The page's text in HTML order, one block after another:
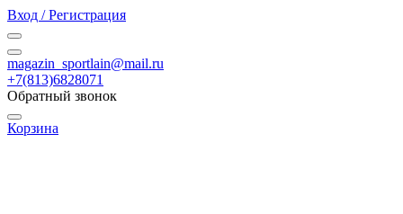
Вход / Регистрация
magazin_sportlain@mail.ru
+7(813)6828071
Обратный звонок
Корзина